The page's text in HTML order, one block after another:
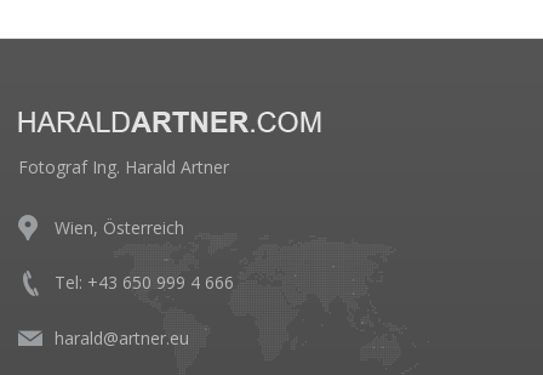
Fotograf Ing. Harald Artner
Wien, Österreich
Tel: +43 650 999 4 666
harald@artner.eu